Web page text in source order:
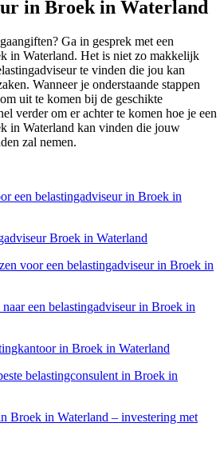
in Broek in Waterland
Ga in gesprek met een
in Waterland. Het is niet zo makkelijk
te vinden die jou kan
Wanneer je onderstaande stappen
uit te komen bij de geschikte
verder om er achter te komen hoe je een
in Waterland kan vinden die jouw
zal nemen.
een belastingadviseur in Broek in
Broek in Waterland
voor een belastingadviseur in Broek in
een belastingadviseur in Broek in
in Broek in Waterland
belastingconsulent in Broek in
Broek in Waterland – investering met